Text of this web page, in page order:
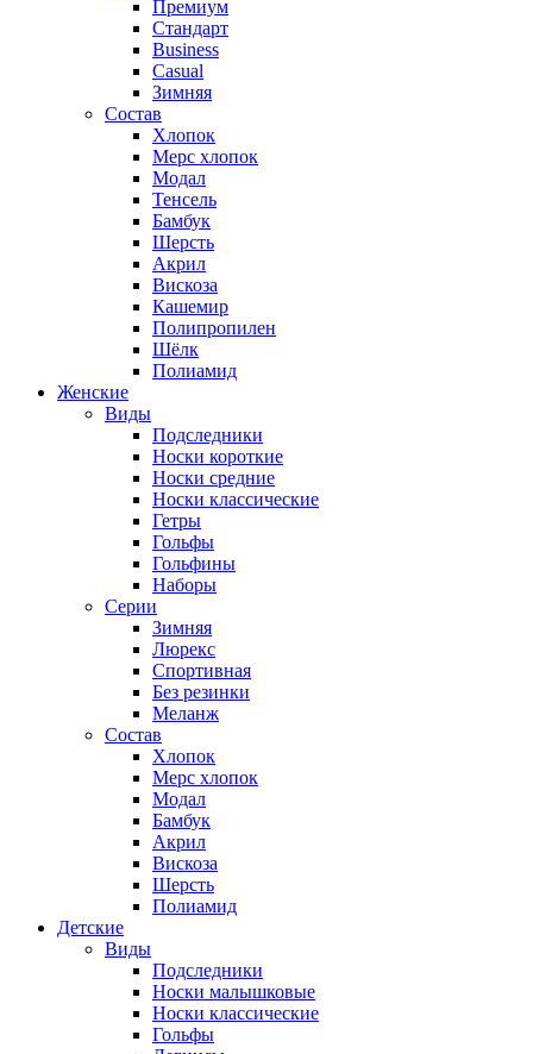
Премиум
Стандарт
Business
Casual
Зимняя
Состав
Хлопок
Мерс хлопок
Модал
Тенсель
Бамбук
Шерсть
Акрил
Вискоза
Кашемир
Полипропилен
Шёлк
Полиамид
Женские
Виды
Подследники
Носки короткие
Носки средние
Носки классические
Гетры
Гольфы
Гольфины
Наборы
Серии
Зимняя
Люрекс
Спортивная
Без резинки
Меланж
Состав
Хлопок
Мерс хлопок
Модал
Бамбук
Акрил
Вискоза
Шерсть
Полиамид
Детские
Виды
Подследники
Носки малышковые
Носки классические
Гольфы